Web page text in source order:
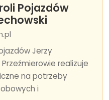
Pojazdów
Jerzy
realizuje
na potrzeby
i